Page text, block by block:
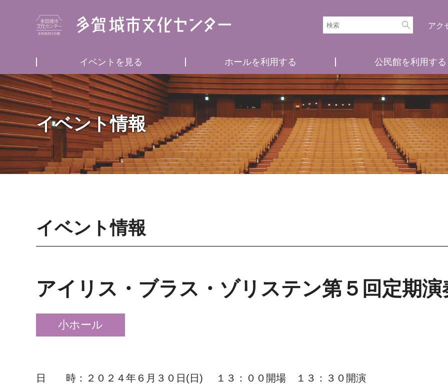
アク
イベントを見る ホールを利用する 公民館を利用する
イベント情報
イベント情報
アイリス・ブラス・ゾリステン第５回定期演
小ホール
日 時：２０２４年６月３０日(日) １３：００開場 １３：３０開演